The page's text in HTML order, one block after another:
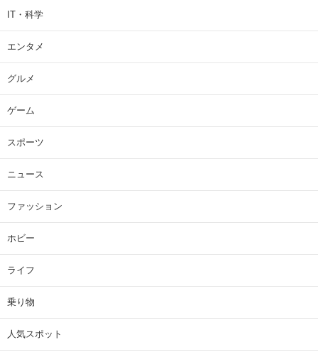
IT・科学
エンタメ
グルメ
ゲーム
スポーツ
ニュース
ファッション
ホビー
ライフ
乗り物
人気スポット